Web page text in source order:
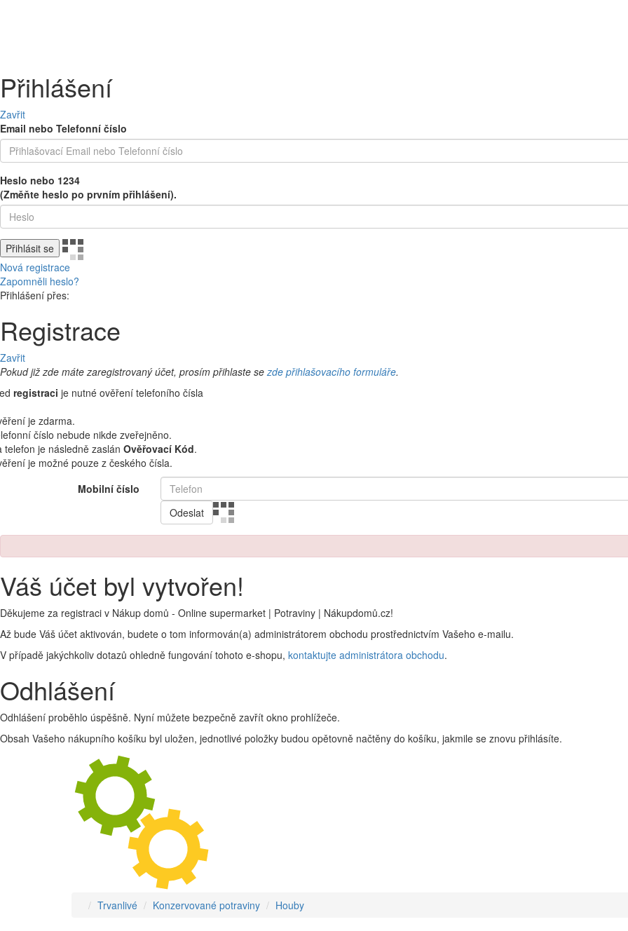
Přihlášení
Zavřit
Email nebo Telefonní číslo
Heslo nebo 1234
(Změňte heslo po prvním přihlášení).
Přihlásit se
Nová registrace
Zapomněli heslo?
Přihlášení přes:
Registrace
Zavřit
Pokud již zde máte zaregistrovaný účet, prosím přihlaste sezde přihlašovacího formuláře.
registraci je nutné ověření telefoního čísla
je zdarma.
číslo nebude nikde zveřejněno.
telefon je následně zaslán Ověřovací Kód.
je možné pouze z českého čísla.
Mobilní číslo
Odeslat
Váš účet byl vytvořen!
Děkujeme za registraci v Nákup domů - Online supermarket | Potraviny | Nákupdomů.cz!
Až bude Váš účet aktivován, budete o tom informován(a) administrátorem obchodu prostřednictvím Vašeho e-mailu.
V případě jakýchkoliv dotazů ohledně fungování tohoto e-shopu, kontaktujte administrátora obchodu.
Odhlášení
Odhlášení proběhlo úspěšně. Nyní můžete bezpečně zavřít okno prohlížeče.
Obsah Vašeho nákupního košíku byl uložen, jednotlivé položky budou opětovně načtěny do košíku, jakmile se znovu přihlásíte.
Trvanlivé Konzervované potraviny Houby